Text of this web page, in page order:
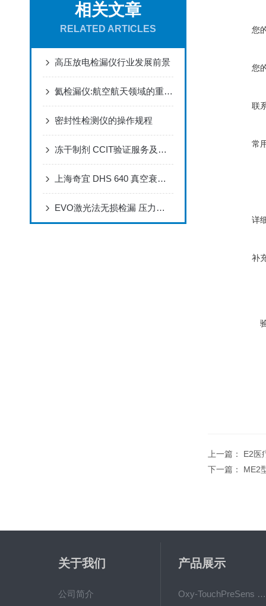
相关文章
RELATED ARTICLES
高压放电检漏仪行业发展前景
氦检漏仪:航空航天领域的重要守护者，确保飞行安全
密封性检测仪的操作规程
冻干制剂 CCIT验证服务及可用设备有哪些
上海奇宜 DHS 640 真空衰减法检漏仪 无损检漏 快捷精准
EVO激光法无损检漏 压力和二氧化碳容量的测量 适用于: 碳酸产品
您
您
联
常
详
补
上一篇： E2医
下一篇： ME2
关于我们
公司简介
产品展示
Oxy-TouchPreSens 氧分析仪 多孔培养容器监测